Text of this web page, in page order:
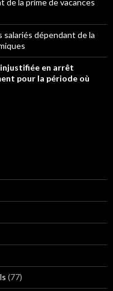
de la prime de vacances
salariés dépendant de la
en arrêt
pour la période où
(77)